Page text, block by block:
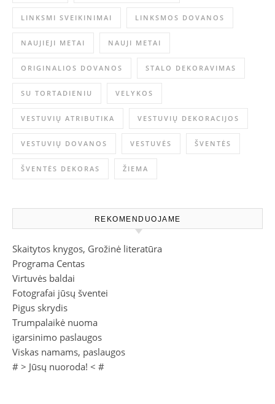
LINKSMI SVEIKINIMAI LINKSMOS DOVANOS
NAUJIEJI METAI NAUJI METAI
ORIGINALIOS DOVANOS STALO DEKORAVIMAS
SU TORTADIENIU VELYKOS
VESTUVIŲ ATRIBUTIKA VESTUVIŲ DEKORACIJOS
VESTUVIŲ DOVANOS VESTUVĖS ŠVENTĖS
ŠVENTĖS DEKORAS ŽIEMA
REKOMENDUOJAME
Skaitytos knygos, Grožinė literatūra
Programa Centas
Virtuvės baldai
Fotografai jūsų šventei
Pigus skrydis
Trumpalaikė nuoma
igarsinimo paslaugos
Viskas namams, paslaugos
# > Jūsų nuoroda! < #